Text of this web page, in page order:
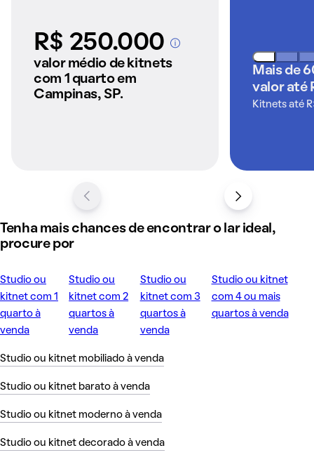
R$ 250.000A partir dos imóveis
anunciados pelo
valor médio de kitnets
com 1 quarto em
Campinas, SP.
Mais de
valor até
Kitnets até
Tenha mais chances de encontrar o lar ideal,
procure por
Studio ou
kitnet com 1
quarto à
venda
Studio ou
kitnet com 2
quartos à
venda
Studio ou
kitnet com 3
quartos à
venda
Studio ou kitnet
com 4 ou mais
quartos à venda
Studio ou kitnet mobiliado à venda
Studio ou kitnet barato à venda
Studio ou kitnet moderno à venda
Studio ou kitnet decorado à venda